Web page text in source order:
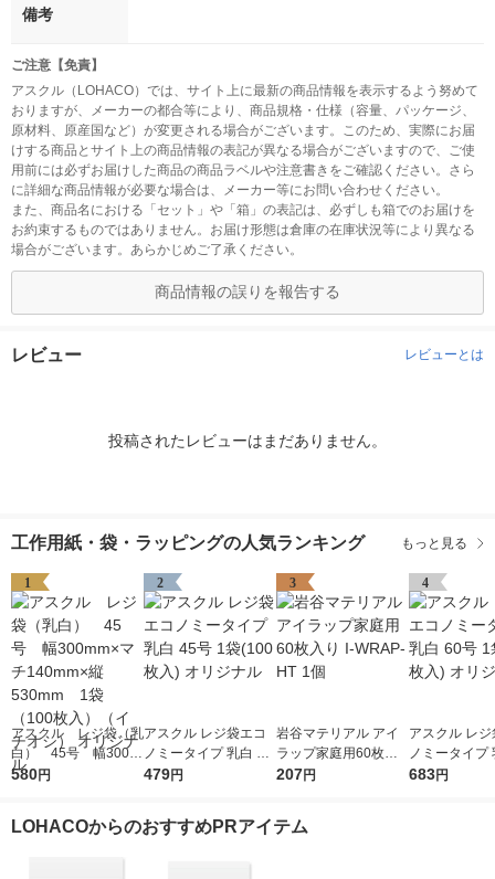
備考
ご注意【免責】
アスクル（LOHACO）では、サイト上に最新の商品情報を表示するよう努めて
おりますが、メーカーの都合等により、商品規格・仕様（容量、パッケージ、
原材料、原産国など）が変更される場合がございます。このため、実際にお届
けする商品とサイト上の商品情報の表記が異なる場合がございますので、ご使
用前には必ずお届けした商品の商品ラベルや注意書きをご確認ください。さら
に詳細な商品情報が必要な場合は、メーカー等にお問い合わせください。
また、商品名における「セット」や「箱」の表記は、必ずしも箱でのお届けを
お約束するものではありません。お届け形態は倉庫の在庫状況等により異なる
場合がございます。あらかじめご了承ください。
商品情報の誤りを報告する
レビュー レビューとは
投稿されたレビューはまだありません。
工作用紙・袋・ラッピングの人気ランキング もっと見る
1
アスクル レジ袋（乳
白） 45号 幅300m
m×マチ140mm×縦53
リジナル
580円
2
アスクル レジ袋エコ
ノミータイプ 乳白 45
号 1袋(100枚入) オリ
479円
3
岩谷マテリアル アイ
ラップ家庭用60枚入
り I-WRAP-HT 1個
207円
4
アスクル レ
ノミータイプ
号 1袋(100枚
683円
LOHACOからのおすすめPRアイテム